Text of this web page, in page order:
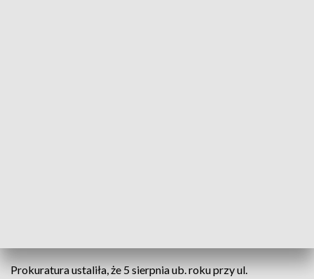
Prokuratura ustaliła, że 5 sierpnia ub. roku przy ul.